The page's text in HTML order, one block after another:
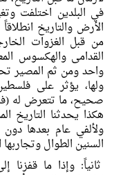
في البلدين اختلفت
الأرض والتاريخ
من قبل الغزوات
القدامى والهكسوس
واحد ومن ثم المصير
ولها، يؤثر على
صحيح، ما تتعرض له
هكذا يحدثنا التاريخ
ولألفي عام بعدها
السنين الطوال وتجاربها
ثانياً: وإذا ما قفزنا